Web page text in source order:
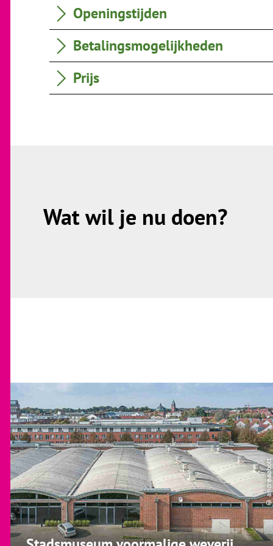
Openingstijden
Betalingsmogelijkheden
Prijs
Wat wil je nu doen?
© andre sobott